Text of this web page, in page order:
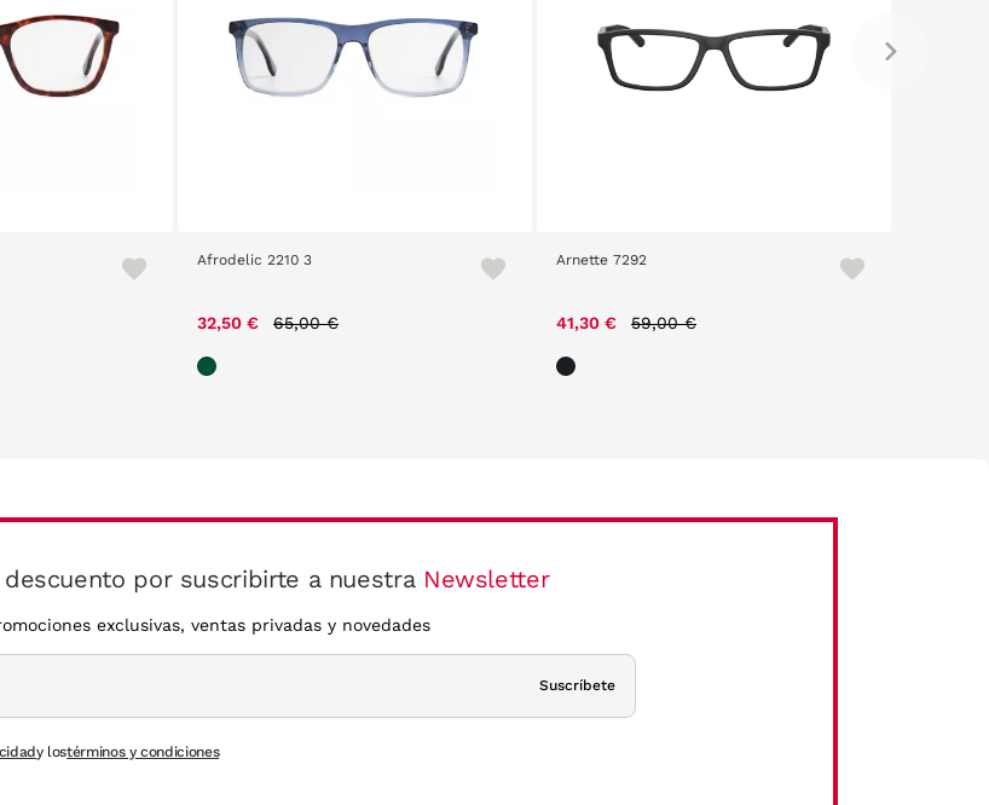
Afrodelic 2210 3
32,50 € 65,00 €
Arnette 7292
41,30 € 59,00 €
descuento por suscribirte a nuestra Newsletter
exclusivas, ventas privadas y novedades
Suscríbete
y lostérminos y condiciones